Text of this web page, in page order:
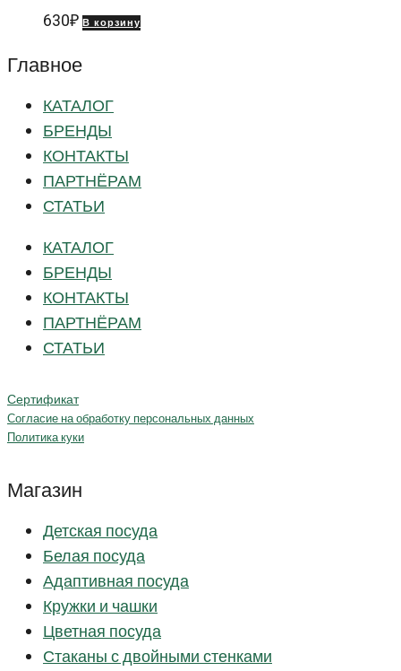
630₽ В корзину
Главное
КАТАЛОГ
БРЕНДЫ
КОНТАКТЫ
ПАРТНЁРАМ
СТАТЬИ
КАТАЛОГ
БРЕНДЫ
КОНТАКТЫ
ПАРТНЁРАМ
СТАТЬИ
Сертификат
Согласие на обработку персональных данных
Политика куки
Магазин
Детская посуда
Белая посуда
Адаптивная посуда
Кружки и чашки
Цветная посуда
Стаканы с двойными стенками